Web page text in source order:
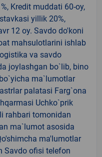
Kredit muddati 60-oy,
yillik 20%,
12 oy. Savdo do'koni
mahsulotlarini ishlab
va savdo
joylashgan bo`lib, bino
ma`lumotlar
palatasi Farg`ona
Uchko`prik
rahbari tomonidan
ma`lumot asosida
ma'lumotlar
Savdo ofisi telefon